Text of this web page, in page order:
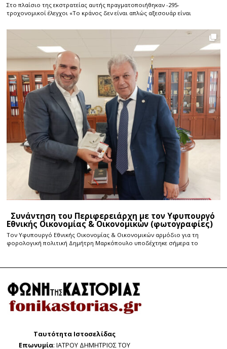
Στο πλαίσιο της εκστρατείας αυτής πραγματοποιήθηκαν -295-
τροχονομικοί έλεγχοι «Το κράνος δεν είναι απλώς αξεσουάρ είναι
Συνάντηση του Περιφερειάρχη με τον Υφυπουργό
Εθνικής Οικονομίας & Οικονομικών (φωτογραφίες)
Τον Υφυπουργό Εθνικής Οικονομίας & Οικονομικών αρμόδιο για τη
φορολογική πολιτική Δημήτρη Μαρκόπουλο υποδέχτηκε σήμερα το
Ταυτότητα Ιστοσελίδας
Επωνυμία: ΙΑΤΡΟΥ ΔΗΜΗΤΡΙΟΣ ΤΟΥ